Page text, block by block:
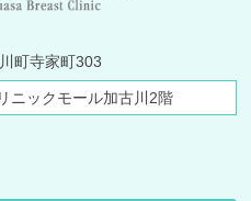
町寺家町303
ニックモール加古川2階